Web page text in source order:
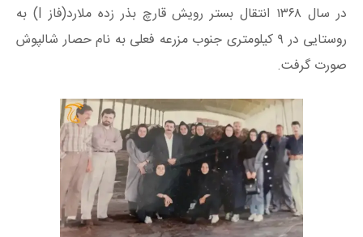
در سال ۱۳۶۸ انتقال بستر رویش قارچ بذر زده ملارد(فاز I) به
روستایی در ۹ کیلومتری جنوب مزرعه فعلی به نام حصار شالپوش
صورت گرفت.